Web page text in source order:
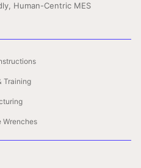
Human-Centric MES
Training
Wrenches